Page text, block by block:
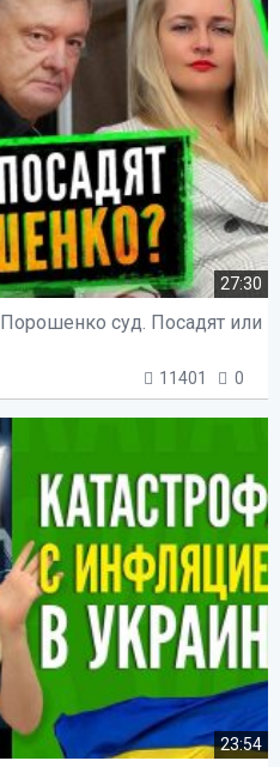
27:30
суд. Посадят или
11401 0
23:54